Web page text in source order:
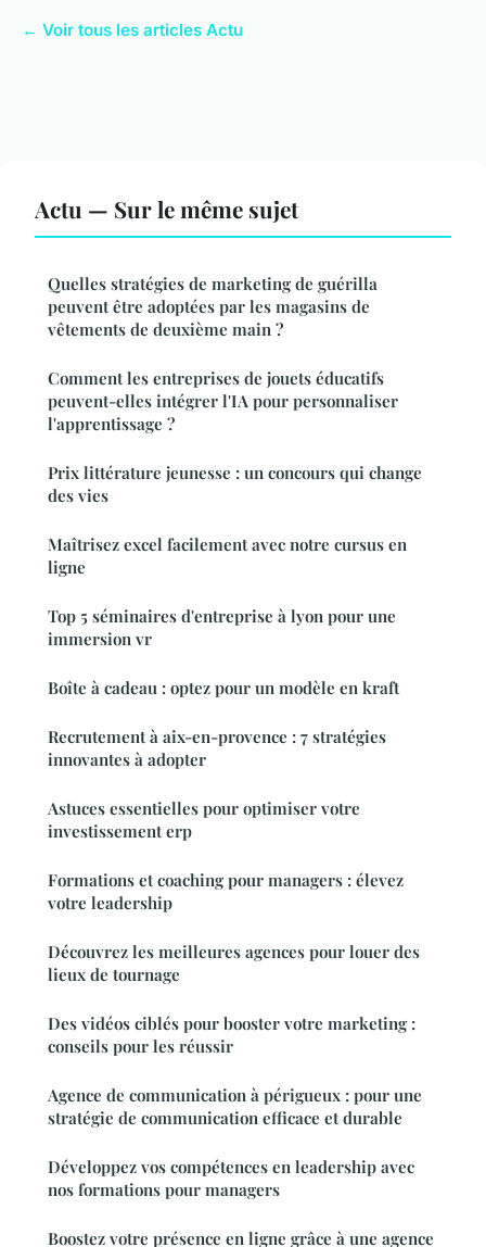
← Voir tous les articles Actu
Actu — Sur le même sujet
Quelles stratégies de marketing de guérilla
peuvent être adoptées par les magasins de
vêtements de deuxième main ?
Comment les entreprises de jouets éducatifs
peuvent-elles intégrer l'IA pour personnaliser
l'apprentissage ?
Prix littérature jeunesse : un concours qui change
des vies
Maîtrisez excel facilement avec notre cursus en
ligne
Top 5 séminaires d'entreprise à lyon pour une
immersion vr
Boîte à cadeau : optez pour un modèle en kraft
Recrutement à aix-en-provence : 7 stratégies
innovantes à adopter
Astuces essentielles pour optimiser votre
investissement erp
Formations et coaching pour managers : élevez
votre leadership
Découvrez les meilleures agences pour louer des
lieux de tournage
Des vidéos ciblés pour booster votre marketing :
conseils pour les réussir
Agence de communication à périgueux : pour une
stratégie de communication efficace et durable
Développez vos compétences en leadership avec
nos formations pour managers
Boostez votre présence en ligne grâce à une agence